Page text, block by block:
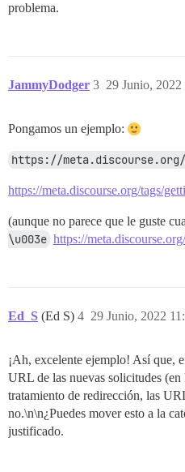
problema.
JammyDodger 29 Junio, 2022
3
Pongamos un ejemplo:
https://
https://meta.discourse.org/tags/
(aunque no parece que le guste
\u003e https://
Ed_S (Ed S) 29 Junio, 2022
4
¡Ah, excelente ejemplo! Así que,
URL de las nuevas solicitudes
tratamiento de redirección, las
no.\n\n¿Puedes mover esto a la
justificado.